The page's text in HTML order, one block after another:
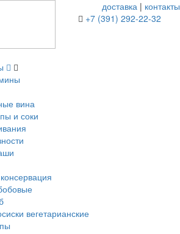
доставка | контакты
+7 (391) 292-22-32
вина
и соки
вегетарианские